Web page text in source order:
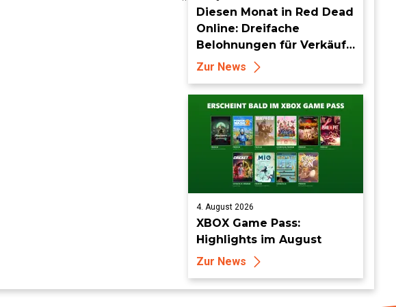
Diesen Monat in Red Dead
Online: Dreifache
Belohnungen für Verkäufe
von Sammlersätzen und
das Entdecken von
Sammlerstücken, in
Telegramm-Missionen
und mehr
Zur News
4. August 2026
XBOX Game Pass:
Highlights im August
Zur News